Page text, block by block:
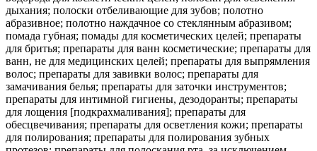
дыхания; полоски отбеливающие для зубов; полотно
абразивное; полотно наждачное со стеклянным абразивом;
помада губная; помады для косметических целей; препараты
для бритья; препараты для ванн косметические; препараты для
ванн, не для медицинских целей; препараты для выпрямления
волос; препараты для завивки волос; препараты для
замачивания белья; препараты для заточки инструментов;
препараты для интимной гигиены, дезодоранты; препараты
для лощения [подкрахмаливания]; препараты для
обесцвечивания; препараты для осветления кожи; препараты
для полирования; препараты для полирования зубных